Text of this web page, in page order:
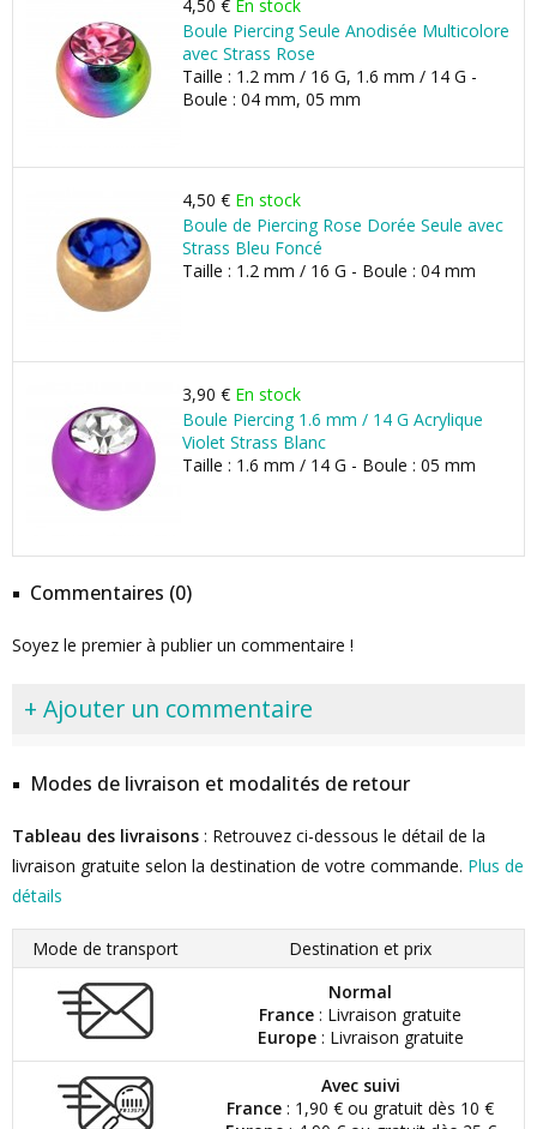
4,50 € En stock
Boule Piercing Seule Anodisée Multicolore
avec Strass Rose
Taille : 1.2 mm / 16 G, 1.6 mm / 14 G -
Boule : 04 mm, 05 mm
4,50 € En stock
Boule de Piercing Rose Dorée Seule avec
Strass Bleu Foncé
Taille : 1.2 mm / 16 G - Boule : 04 mm
3,90 € En stock
Boule Piercing 1.6 mm / 14 G Acrylique
Violet Strass Blanc
Taille : 1.6 mm / 14 G - Boule : 05 mm
Commentaires (0)
Soyez le premier à publier un commentaire !
+ Ajouter un commentaire
Modes de livraison et modalités de retour
Tableau des livraisons : Retrouvez ci-dessous le détail de la
livraison gratuite selon la destination de votre commande. Plus de
détails
Mode de transport
Destination et prix
Normal
France : Livraison gratuite
Europe: Livraison gratuite
Avec suivi
France : 1,90 € ou gratuit dès 10 €